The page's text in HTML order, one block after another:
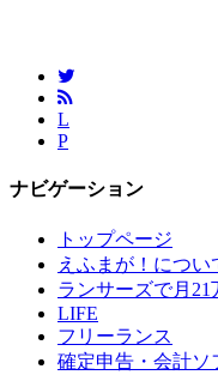
L
P
ナビゲーション
トップページ
えふまが！につい
ランサーズで月
LIFE
フリーランス
確定申告・会計ソ